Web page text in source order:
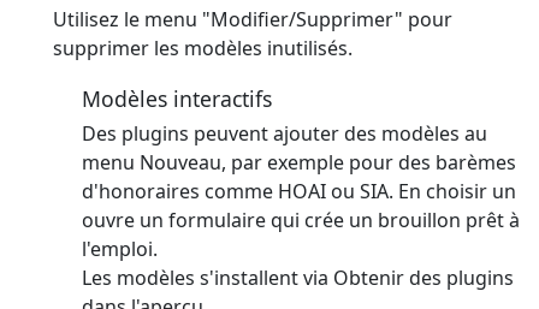
Utilisez le menu "Modifier/Supprimer" pour
supprimer les modèles inutilisés.
Modèles interactifs
Des plugins peuvent ajouter des modèles au
menu Nouveau, par exemple pour des barèmes
d'honoraires comme HOAI ou SIA. En choisir un
ouvre un formulaire qui crée un brouillon prêt à
l'emploi.
Les modèles s'installent via Obtenir des plugins